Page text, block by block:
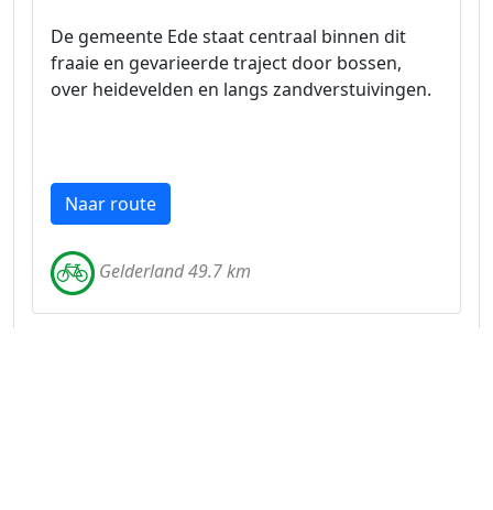
De gemeente Ede staat centraal binnen dit
fraaie en gevarieerde traject door bossen,
over heidevelden en langs zandverstuivingen.
Naar route
Gelderland 49.7 km